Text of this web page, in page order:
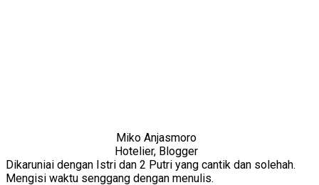
Miko Anjasmoro
Hotelier, Blogger
Dikaruniai dengan Istri dan 2 Putri yang cantik dan solehah.
Mengisi waktu senggang dengan menulis.